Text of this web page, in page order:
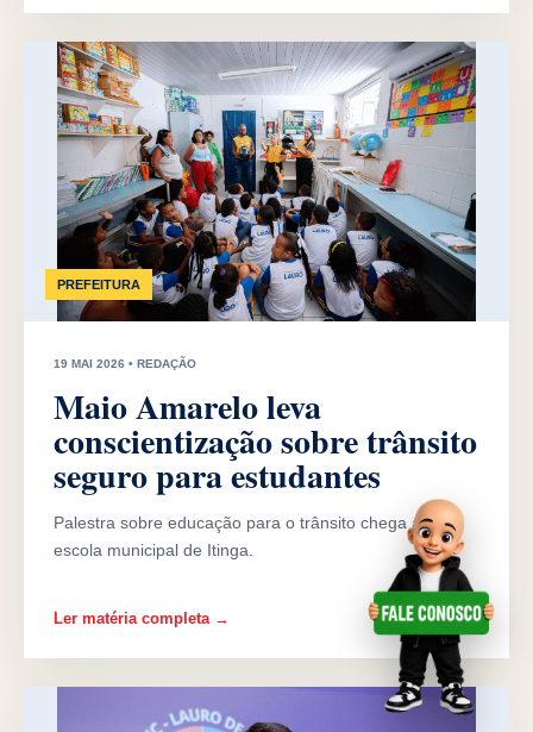
PREFEITURA
19 MAI 2026 • REDAÇÃO
Maio Amarelo leva
conscientização sobre trânsito
seguro para estudantes
Palestra sobre educação para o trânsito chega a uma
escola municipal de Itinga.
Ler matéria completa →